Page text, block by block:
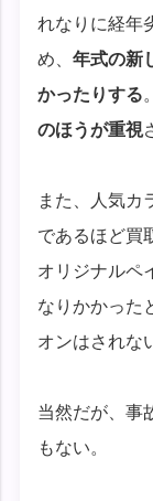
れなりに経年
め、年式の新
かったりする
のほうが重視
また、人気カ
であるほど買
オリジナルペ
なりかかった
オンはされな
当然だが、事
もない。